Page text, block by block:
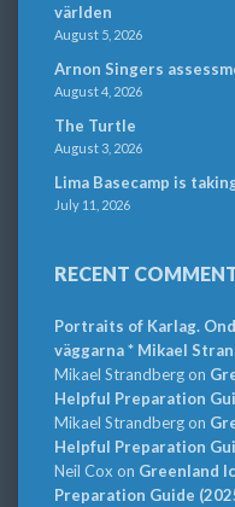
världen
August 5, 2026
Arnon Singers
August 4, 2026
The Turtle
August 3, 2026
Lima Basecamp is
July 11, 2026
RECENT
Portraits of Karlag.
väggarna * Mikael
Mikael Strandbergon
Helpful Preparation
Mikael Strandbergon
Helpful Preparation
Neil Cox on Greenland
Preparation Guide